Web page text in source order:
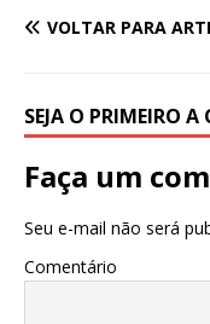
VOLTAR PARA
SEJA O PRIMEIRO
Faça um
Seu e-mail não será
Comentário